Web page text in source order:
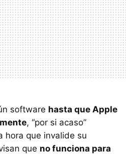
software hasta que Apple
, “por si acaso”
hora que invalide su
que no funciona para